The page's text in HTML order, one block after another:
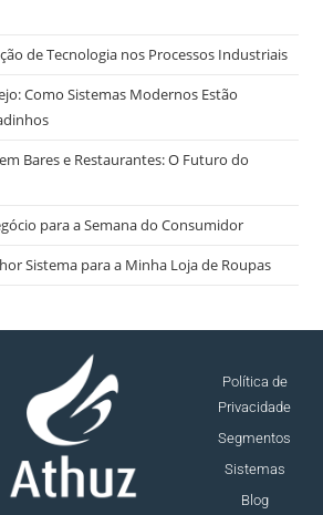
de Tecnologia nos Processos Industriais
Como Sistemas Modernos Estão
Bares e Restaurantes: O Futuro do
para a Semana do Consumidor
Sistema para a Minha Loja de Roupas
Política de
Privacidade
Segmentos
Sistemas
Blog